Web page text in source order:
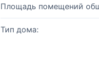
Площадь помещений
Тип дома: